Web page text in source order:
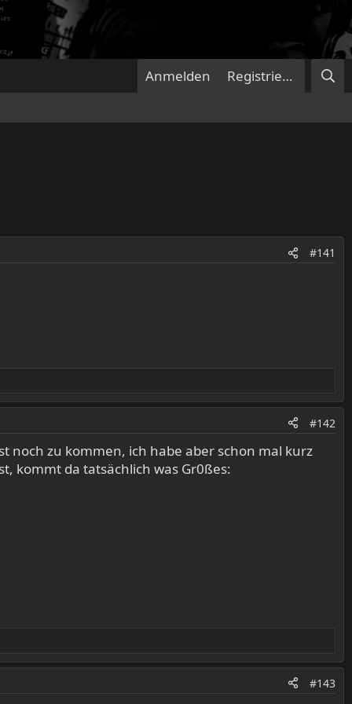
Anmelden Registrieren
#141
#142
noch zu kommen, ich habe aber schon mal kurz
kommt da tatsächlich was Gr0ßes:
#143